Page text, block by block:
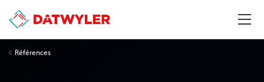
Références